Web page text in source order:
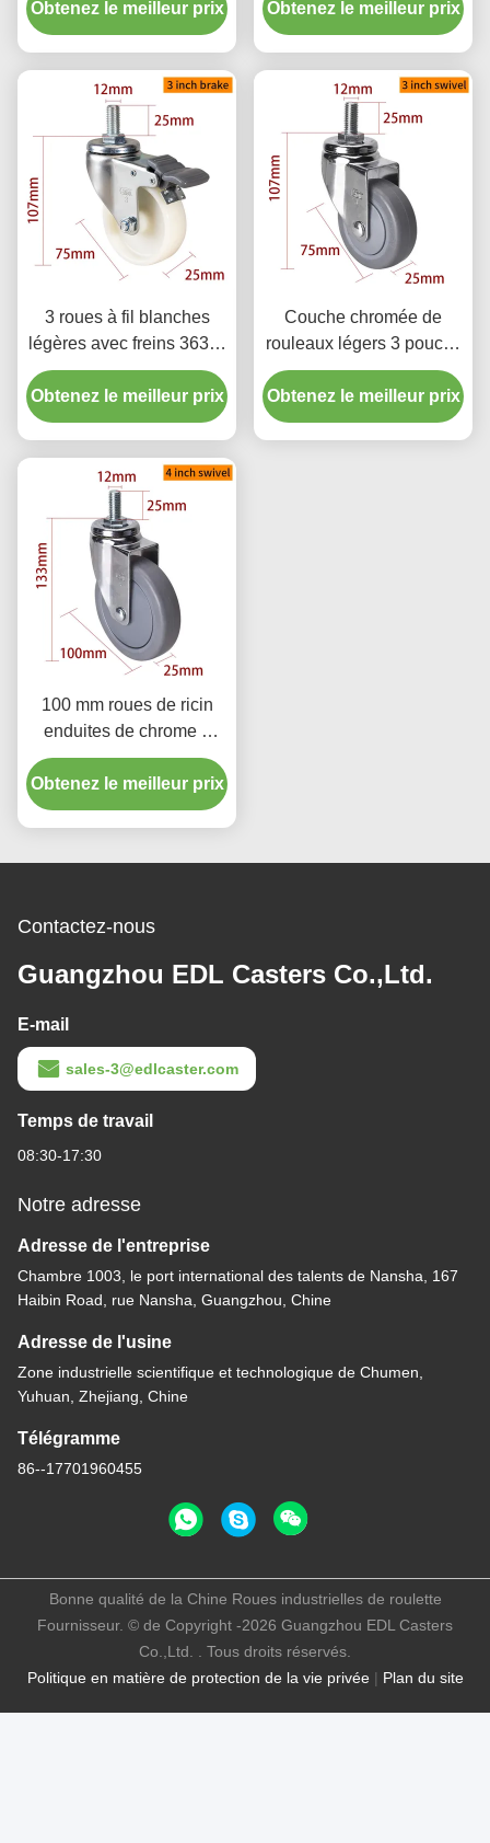
frein
Obtenez le meilleur prix
roulettes revêtement en
zinc rigide
Obtenez le meilleur prix
3 roues à fil blanches
légères avec freins 363S-
23
Obtenez le meilleur prix
Couche chromée de
rouleaux légers 3 pouces
70 kg rouleaux TPE
filetés
Obtenez le meilleur prix
100 mm roues de ricin
enduites de chrome 4
roues tournantes avec
frein
Obtenez le meilleur prix
Contactez-nous
Guangzhou EDL Casters Co.,Ltd.
E-mail
sales-3@edlcaster.com
Temps de travail
08:30-17:30
Notre adresse
Adresse de l'entreprise
Chambre 1003, le port international des talents de Nansha, 167
Haibin Road, rue Nansha, Guangzhou, Chine
Adresse de l'usine
Zone industrielle scientifique et technologique de Chumen,
Yuhuan, Zhejiang, Chine
Télégramme
86--17701960455
Politique en matière de protection de la vie privée| Plan du site
Bonne qualité de la Chine Roues industrielles de roulette
Fournisseur. © de Copyright -2026 Guangzhou EDL Casters
Co.,Ltd. . Tous droits réservés.